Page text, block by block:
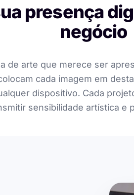
presença
negócio
de arte que merece ser
cada imagem em
dispositivo. Cada
sensibilidade artística e